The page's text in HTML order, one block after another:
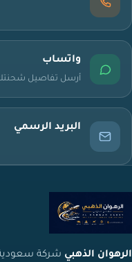
واتساب
أرسل تفاصيل
البريد الرسمي
الرهوان الذهبي شركة